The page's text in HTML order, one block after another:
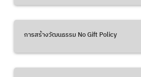
การสร้างวัฒนธรรม No Gift Policy